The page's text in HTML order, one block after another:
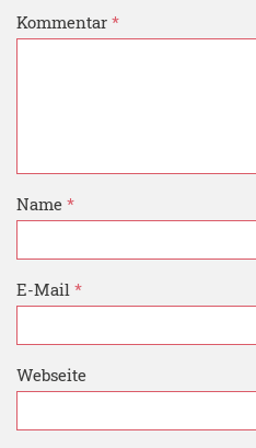
Kommentar *
Name *
E-Mail *
Webseite